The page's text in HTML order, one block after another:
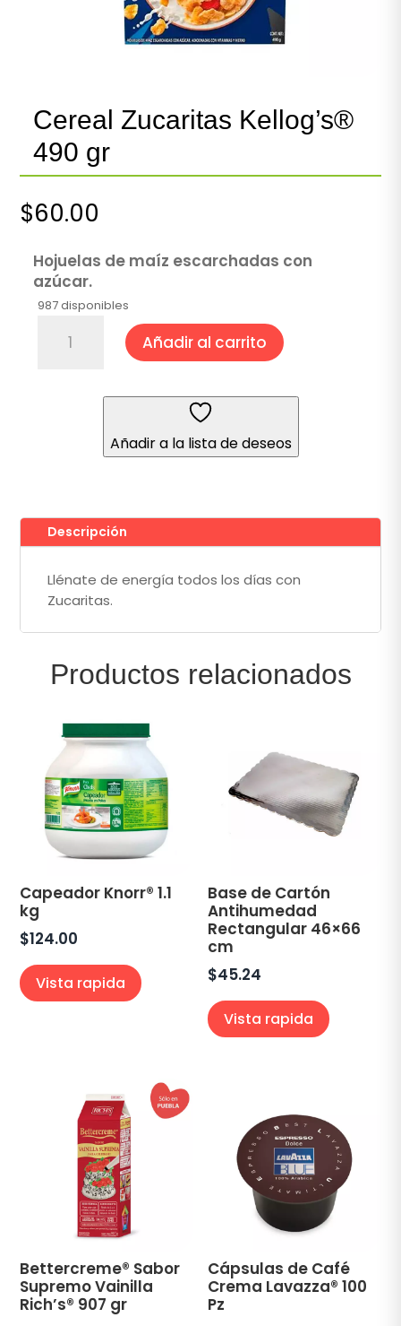
Cereal Zucaritas Kellog’s®
490 gr
$60.00
Hojuelas de maíz escarchadas con
azúcar.
987 disponibles
Zucaritas
Añadir al carrito
Añadir a la lista de deseos
Descripción
Llénate de energía todos los días con
Zucaritas.
Productos relacionados
Capeador Knorr® 1.1
kg
$124.00
Vista rapida
Base de Cartón
Antihumedad
Rectangular 46×66
cm
$45.24
Vista rapida
Bettercreme® Sabor
Supremo Vainilla
Rich’s® 907 gr
Cápsulas de Café
Crema Lavazza® 100
Pz